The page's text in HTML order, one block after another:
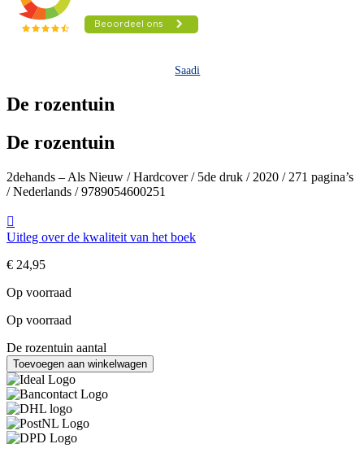
Saadi
De rozentuin
De rozentuin
2dehands – Als Nieuw / Hardcover / 5de druk / 2020 / 271 pagina’s
/ Nederlands / 9789054600251
Uitleg over de kwaliteit van het boek
€ 24,95
Op voorraad
Op voorraad
De rozentuin aantal
Toevoegen aan winkelwagen